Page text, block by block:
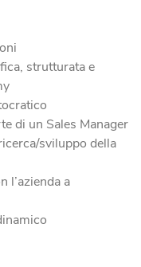
strutturata e
di un Sales Manager
sviluppo della
l’azienda a